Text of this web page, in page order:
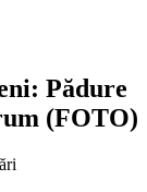
Pădure
(FOTO)